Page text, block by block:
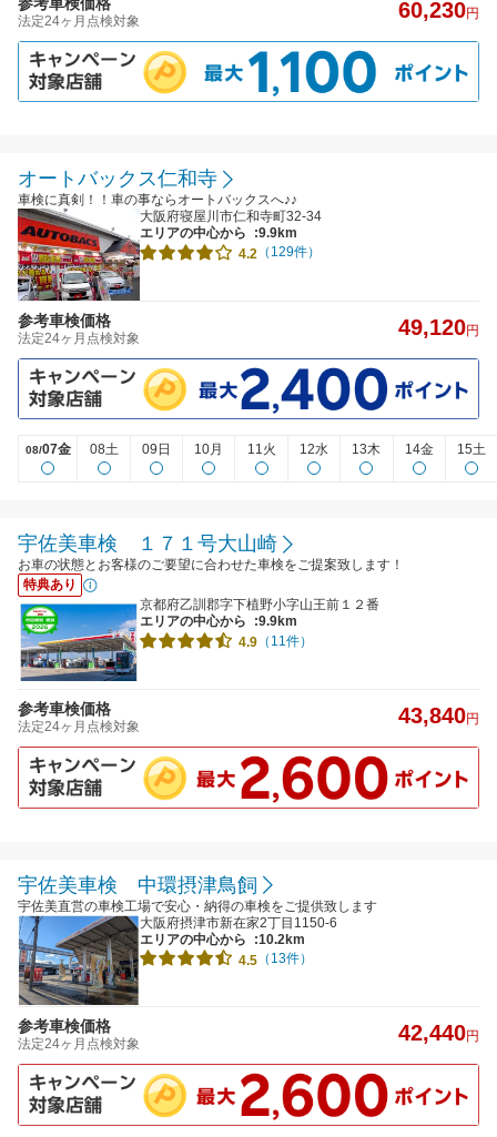
法定24ヶ月点検対象 60,230円
オートバックス仁和寺
車検に真剣！！車の事ならオートバックスへ♪♪
大阪府寝屋川市仁和寺町32-34
エリアの中心から
:9.9km
4.2 （129件）
参考車検価格
法定24ヶ月点検対象 49,120円
08/07金 08土 09日 10月 11火 12水 13木 14金 15土
宇佐美車検 １７１号大山崎
お車の状態とお客様のご要望に合わせた車検をご提案致します！
特典あり
京都府乙訓郡字下植野小字山王前１２番
エリアの中心から
:9.9km
4.9 （11件）
参考車検価格
法定24ヶ月点検対象 43,840円
宇佐美車検 中環摂津鳥飼
宇佐美直営の車検工場で安心・納得の車検をご提供致します
大阪府摂津市新在家2丁目1150-6
エリアの中心から
:10.2km
4.5 （13件）
参考車検価格
法定24ヶ月点検対象 42,440円